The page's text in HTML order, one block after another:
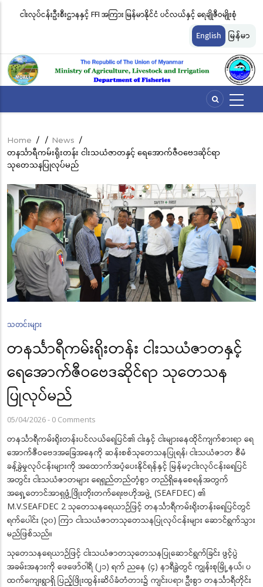
ငါးလုပ်ငန်းဦးစီးဌာနနှင့် FFI အကြား မြန်မာနိုင်ငံ ပင်လယ်နှင့် ရေချိုဇီဝမျိုးစုံ
မျိုးကွဲများ ထိန်းသိမ်းကာကွယ်စောင့်ရှောက်ခြင်းလုပ်ငန်းများ ဆောင်ရွက်မှု
English မြန်မာ
Breadcrumb
Home / / News /
တနင်္သာရီကမ်းရိုးတန်း ငါးသယံဇာတနှင့် ရေအောက်ဇီဝဗေဒဆိုင်ရာ
သုတေသနပြုလုပ်မည်
သတင်းများ
တနင်္သာရီကမ်းရိုးတန်း ငါးသယံဇာတနှင့်
ရေအောက်ဇီဝဗေဒဆိုင်ရာ သုတေသန
ပြုလုပ်မည်
05/04/2026- 0 Comments
တနင်္သာရီကမ်းရိုးတန်းပင်လယ်ရေပြင်၏ ငါးနှင့် ငါးများနေထိုင်ကျက်စားရာ ရေ
အောက်ဇီဝဗေဒအခြေအနေကို ဆန်းစစ်သုတေသနပြုရန်၊ ငါးသယံဇာတ စီမံ
ခန့်ခွဲမှုလုပ်ငန်းများကို အထောက်အပံ့ပေးနိုင်ရန်နှင့် မြန်မာ့ငါးလုပ်ငန်းရေပြင်
အတွင်း ငါးသယံဇာတများ ရေရှည်တည်တံ့စွာ တည်ရှိနေစေရန်အတွက်
အရှေ့တောင်အာရှဖွံ့ဖြိုးတိုးတက်ရေးဗဟိုအဖွဲ့ (SEAFDEC) ၏
M.V.SEAFDEC 2 သုတေသနရေယာဉ်ဖြင့် တနင်္သာရီကမ်းရိုးတန်းရေပြင်တွင်
ရက်ပေါင်း (၃၀) ကြာ ငါးသယံဇာတသုတေသနပြုလုပ်ငန်းများ ဆောင်ရွက်သွား
မည်ဖြစ်သည်။
သုတေသနရေယာဉ်ဖြင့် ငါးသယံဇာတသုတေသနပြုဆောင်ရွက်ခြင်း ဖွင့်ပွဲ
အခမ်းအနားကို ဖေဖော်ဝါရီ (၂၁) ရက် ညနေ (၄) နာရီခွဲတွင် ကျွန်းစုမြို့နယ်၊ ပ
ထက်ကျေးရွာရှိ ပြည့်ဖြိုးထွန်းဆိပ်ခံတံတား၌ ကျင်းပရာ၊ ဦးစွာ တနင်္သာရီတိုင်း